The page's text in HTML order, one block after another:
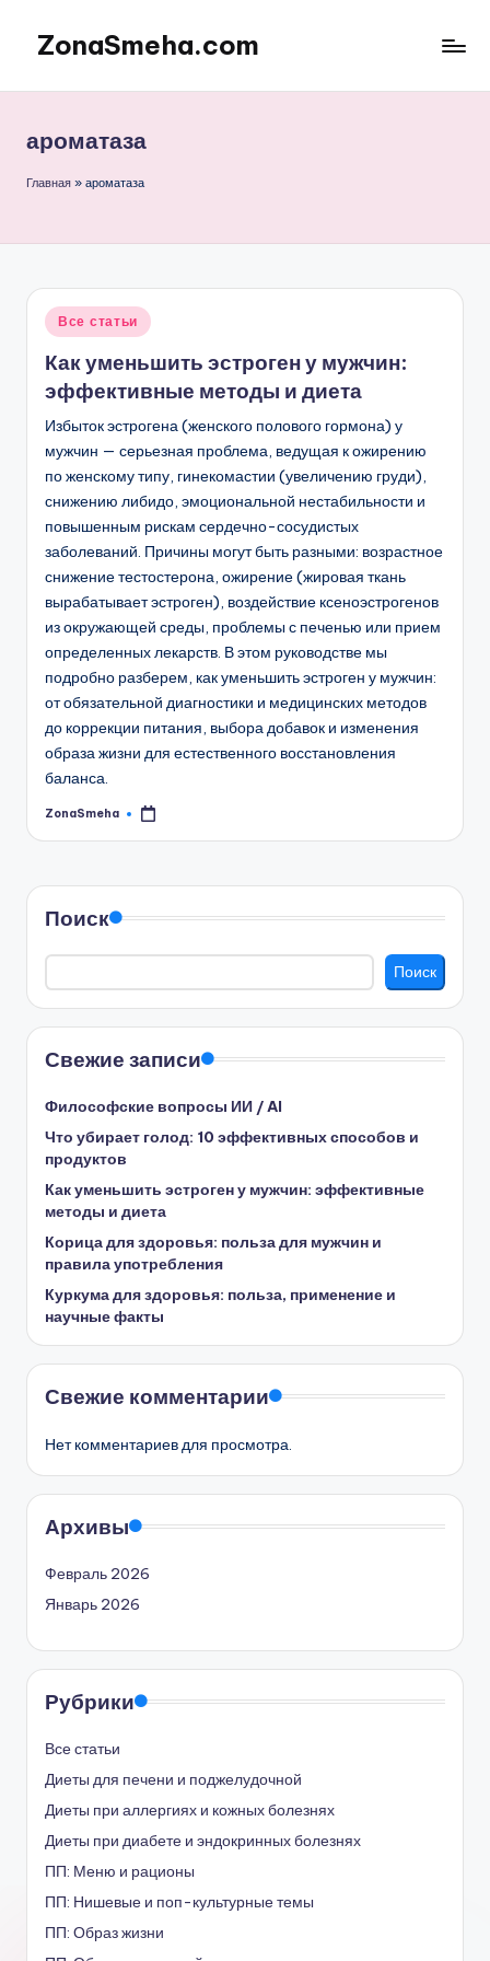
Перейти
содержимому
ZonaSmeha.com
питание
ароматаза
Главная » ароматаза
Опубликовано
Все статьи
Как уменьшить эстроген у мужчин:
эффективные методы и диета
Избыток эстрогена (женского полового гормона) у
мужчин — серьезная проблема, ведущая к ожирению
по женскому типу, гинекомастии (увеличению груди),
снижению либидо, эмоциональной нестабильности и
повышенным рискам сердечно-сосудистых
заболеваний. Причины могут быть разными: возрастное
снижение тестостерона, ожирение (жировая ткань
вырабатывает эстроген), воздействие ксеноэстрогенов
из окружающей среды, проблемы с печенью или прием
определенных лекарств. В этом руководстве мы
подробно разберем, как уменьшить эстроген у мужчин:
от обязательной диагностики и медицинских методов
до коррекции питания, выбора добавок и изменения
образа жизни для естественного восстановления
баланса.
Запись
ZonaSmeha
Поиск
Поиск
Свежие записи
Философские вопросы ИИ / AI
Что убирает голод: 10 эффективных способов и
продуктов
Как уменьшить эстроген у мужчин: эффективные
методы и диета
Корица для здоровья: польза для мужчин и
правила употребления
Куркума для здоровья: польза, применение и
научные факты
Свежие комментарии
Нет комментариев для просмотра.
Архивы
Февраль 2026
Январь 2026
Рубрики
Все статьи
Диеты для печени и поджелудочной
Диеты при аллергиях и кожных болезнях
Диеты при диабете и эндокринных болезнях
ПП: Меню и рационы
ПП: Нишевые и поп-культурные темы
ПП: Образ жизни